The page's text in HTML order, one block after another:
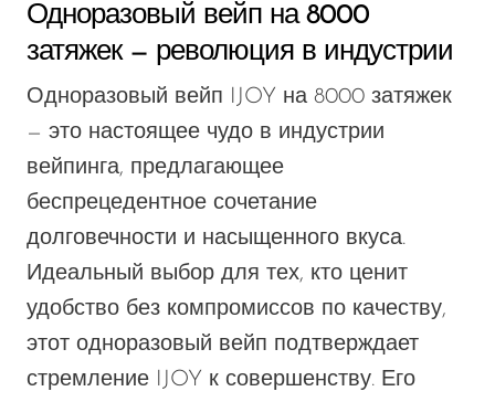
Одноразовый вейп на 8000
затяжек — революция в индустрии
Одноразовый вейп IJOY на 8000 затяжек
— это настоящее чудо в индустрии
вейпинга, предлагающее
беспрецедентное сочетание
долговечности и насыщенного вкуса.
Идеальный выбор для тех, кто ценит
удобство без компромиссов по качеству,
этот одноразовый вейп подтверждает
стремление IJOY к совершенству. Его